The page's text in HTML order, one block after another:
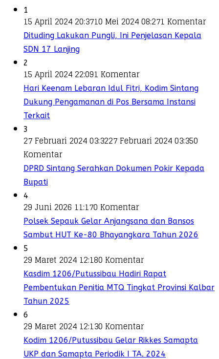
1
15 April 2024 20:3710 Mei 2024 08:271 Komentar
Dituding Lakukan Pungli, Ini Penjelasan Kepala
SDN 17 Lanjing
2
15 April 2024 22:091 Komentar
Hari Keenam Lebaran Idul Fitri, Kodim Sintang
Dukung Pengamanan di Pos Bersama Instansi
Terkait
3
27 Februari 2024 03:3227 Februari 2024 03:350
Komentar
DPRD Sintang Serahkan Dokumen Pokir Kepada
Bupati
4
29 Juni 2026 11:170 Komentar
Polsek Sepauk Gelar Anjangsana dan Bansos
Sambut HUT Ke-80 Bhayangkara Tahun 2026
5
29 Maret 2024 12:180 Komentar
Kasdim 1206/Putussibau Hadiri Rapat
Pembentukan Penitia MTQ Tingkat Provinsi Kalbar
Tahun 2025
6
29 Maret 2024 12:130 Komentar
Kodim 1206/Putussibau Gelar Rikkes Samapta
UKP dan Samapta Periodik I TA. 2024